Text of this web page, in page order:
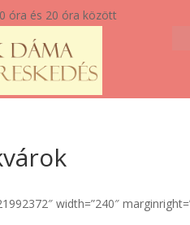
óra és 20 óra között
width=”240″